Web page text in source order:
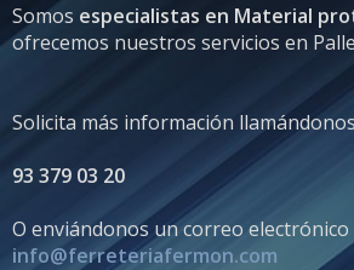
Somos especialistas en Material
ofrecemos nuestros servicios en
Solicita más información
93 379 03 20
O enviándonos un correo electrónico
info@ferreteriafermon.com